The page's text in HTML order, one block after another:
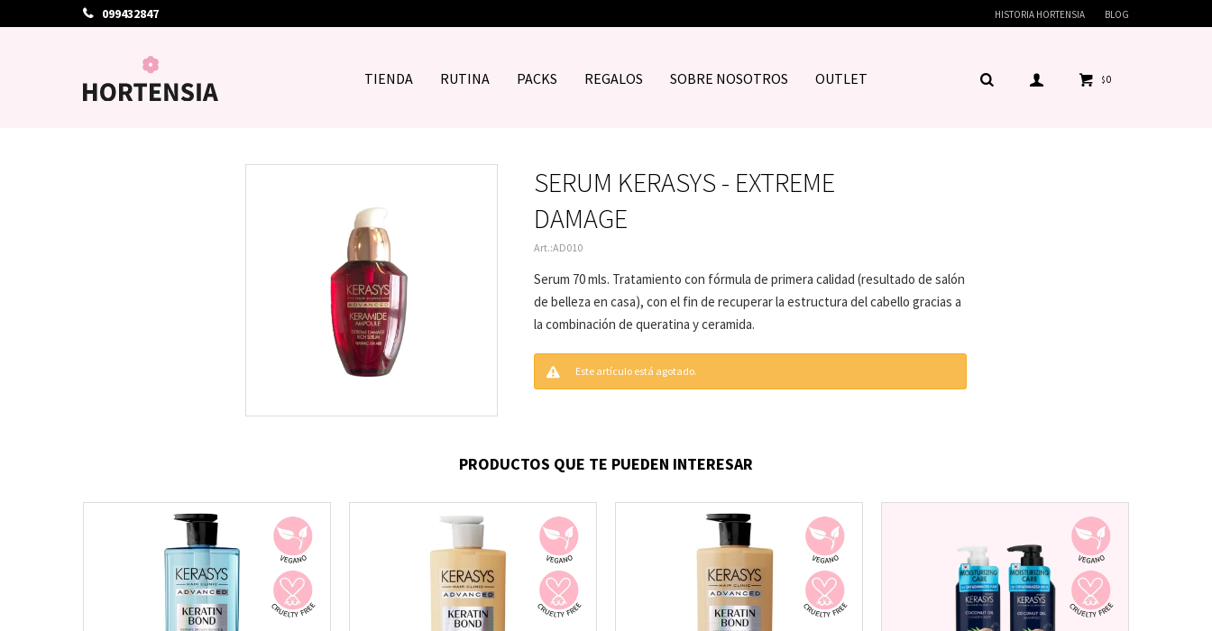
TIENDA RUTINA PACKS REGALOS SOBRE NOSOTROS OUTLET $0
099432847 HISTORIA HORTENSIA BLOG
SERUM KERASYS - EXTREME
DAMAGE
AD010
Serum 70 mls. Tratamiento con fórmula de primera calidad (resultado de salón
de belleza en casa), con el fin de recuperar la estructura del cabello gracias a
la combinación de queratina y ceramida.
Este artículo está agotado.
PRODUCTOS QUE TE PUEDEN INTERESAR